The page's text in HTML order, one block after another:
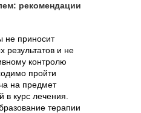
рекомендации
не приносит
результатов и не
контролю
пройти
на предмет
в курс лечения.
терапии